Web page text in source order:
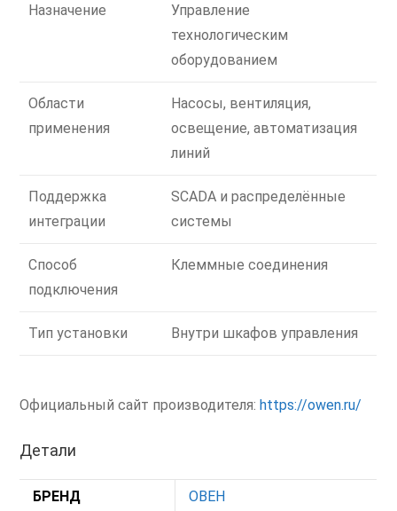
Назначение
Управление
технологическим
оборудованием
Области
применения
Насосы, вентиляция,
освещение, автоматизация
линий
Поддержка
интеграции
SCADA и распределённые
системы
Способ
подключения
Клеммные соединения
Тип установки Внутри шкафов управления
Официальный сайт производителя:https://owen.ru/
Детали
БРЕНД ОВЕН